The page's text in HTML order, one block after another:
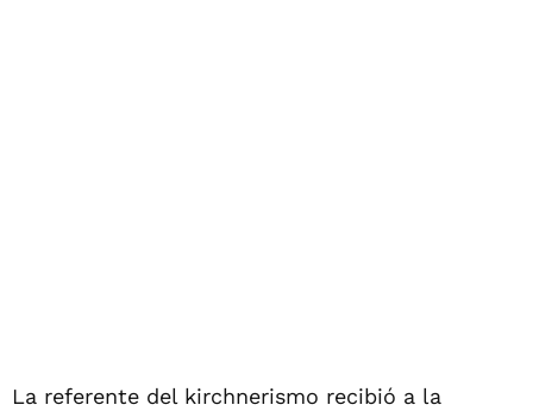
La referente del kirchnerismo recibió a la